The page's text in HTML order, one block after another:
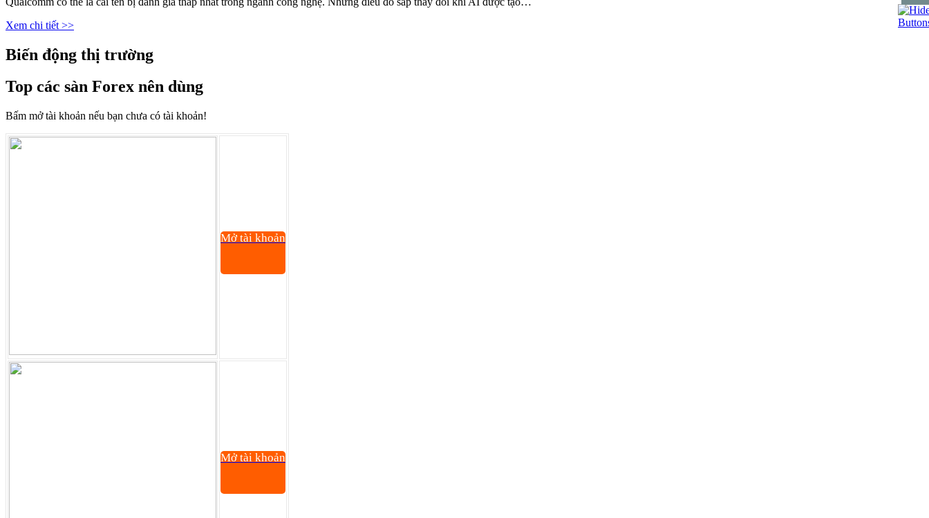
Có
Xem chi tiết >>
Biến động thị trường
Top các sàn Forex nên dùng
Bấm mở tài khoản nếu bạn chưa có tài khoản!
Mở tài khoản
Mở tài khoản